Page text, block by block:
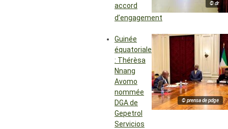
© dr
accord
d’engagement
© prensa de pdge
Guinée
équatoriale
: Thérèsa
Nnang
Avomo
nommée
DGA de
Gepetrol
Servicios